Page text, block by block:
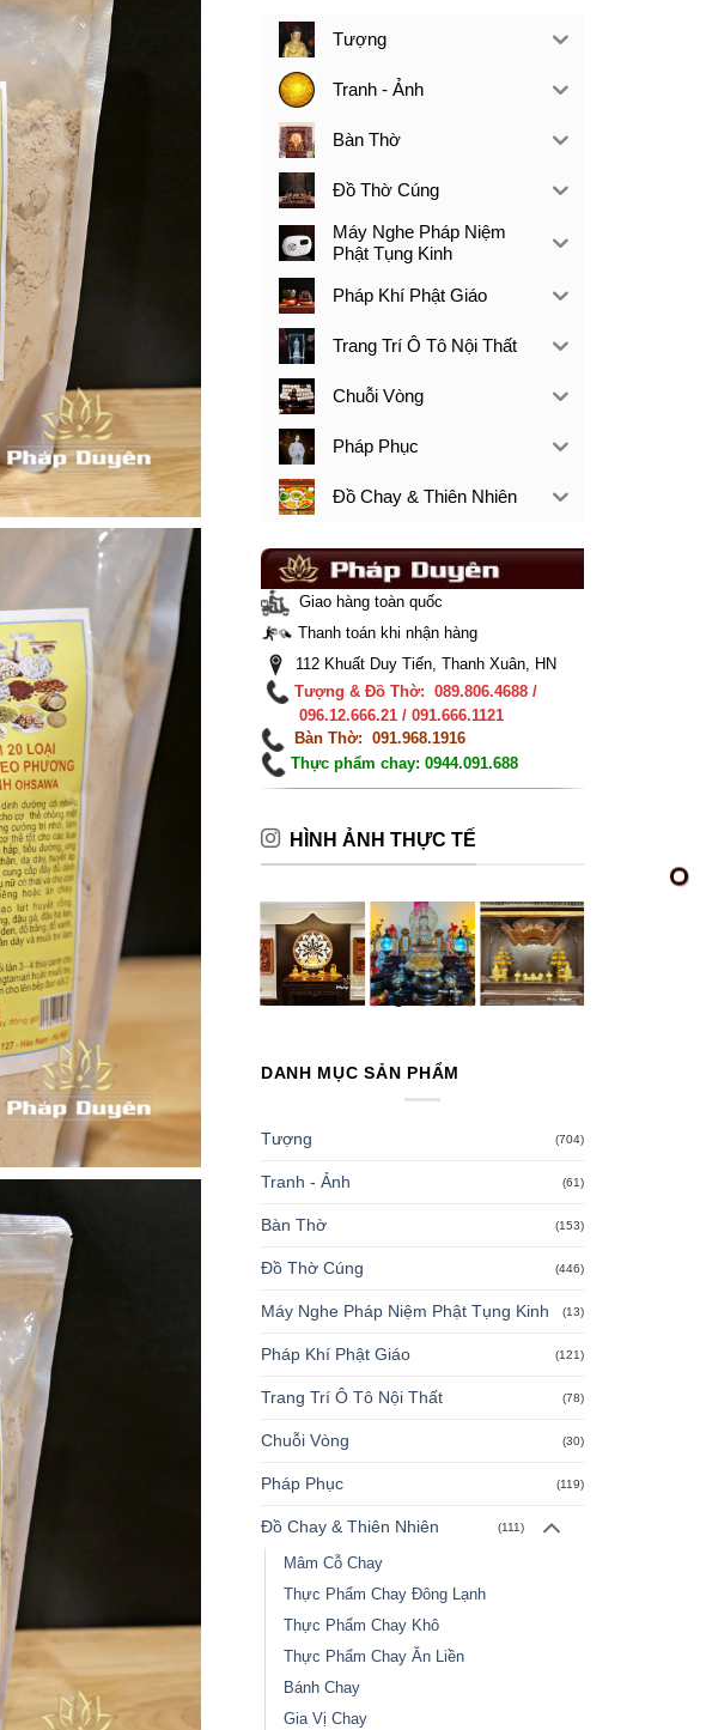
Tượng
Tranh - Ảnh
Bàn Thờ
Đồ Thờ Cúng
Máy Nghe Pháp Niệm
Phật Tụng Kinh
Pháp Khí Phật Giáo
Trang Trí Ô Tô Nội Thất
Chuỗi Vòng
Pháp Phục
Đồ Chay & Thiên Nhiên
Giao hàng toàn quốc
Thanh toán khi nhận hàng
112 Khuất Duy Tiến, Thanh Xuân, HN
Tượng & Đồ Thờ: 089.806.4688 /
096.12.666.21 / 091.666.1121
Bàn Thờ: 091.968.1916
Thực phẩm chay: 0944.091.688
HÌNH ẢNH THỰC TẾ
DANH MỤC SẢN PHẨM
Tượng (704)
Tranh - Ảnh (61)
Bàn Thờ (153)
Đồ Thờ Cúng (446)
Máy Nghe Pháp Niệm Phật Tụng Kinh (13)
Pháp Khí Phật Giáo (121)
Trang Trí Ô Tô Nội Thất (78)
Chuỗi Vòng (30)
Pháp Phục (119)
Đồ Chay & Thiên Nhiên (111)
Mâm Cỗ Chay
Thực Phẩm Chay Đông Lạnh
Thực Phẩm Chay Khô
Thực Phẩm Chay Ăn Liền
Bánh Chay
Gia Vị Chay